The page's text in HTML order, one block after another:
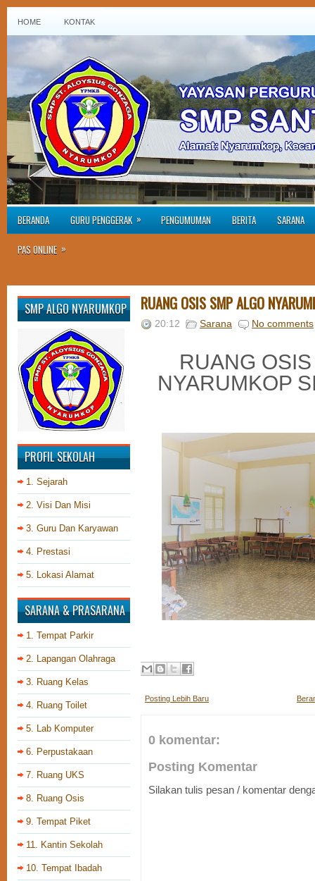
HOME KONTAK
BERANDA GURU PENGGERAK » PENGUMUMAN BERITA SARANA
PAS ONLINE »
SMP ALGO NYARUMKOP
PROFIL SEKOLAH
1. Sejarah
2. Visi Dan Misi
3. Guru Dan Karyawan
4. Prestasi
5. Lokasi Alamat
SARANA & PRASARANA
1. Tempat Parkir
2. Lapangan Olahraga
3. Ruang Kelas
4. Ruang Toilet
5. Lab Komputer
6. Perpustakaan
7. Ruang UKS
8. Ruang Osis
9. Tempat Piket
11. Kantin Sekolah
10. Tempat Ibadah
RUANG OSIS SMP ALGO
20:12 Sarana No comments
RUANG
NYARUMKOP
Posting Lebih Baru
0 komentar:
Posting Komentar
Silakan tulis pesan / komentar